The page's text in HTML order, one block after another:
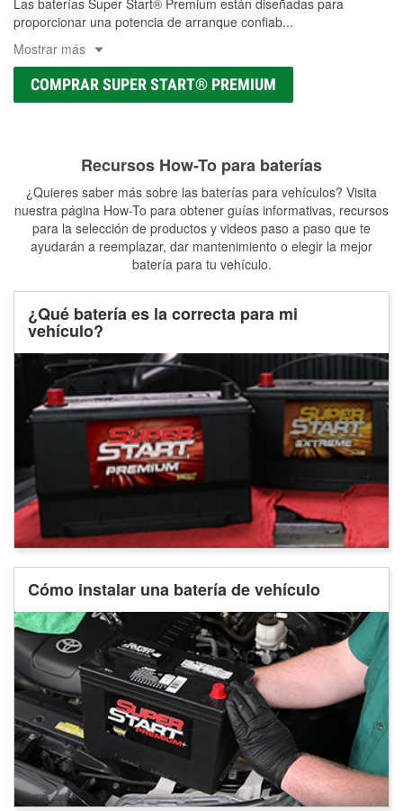
proporcionar una potencia de arranque confiab...
Mostrar más
COMPRAR SUPER START® PREMIUM
Recursos How-To para baterías
¿Quieres saber más sobre las baterías para vehículos? Visita
nuestra página How-To para obtener guías informativas, recursos
para la selección de productos y videos paso a paso que te
ayudarán a reemplazar, dar mantenimiento o elegir la mejor
batería para tu vehículo.
¿Qué batería es la correcta para mi
vehículo?
Cómo instalar una batería de vehículo